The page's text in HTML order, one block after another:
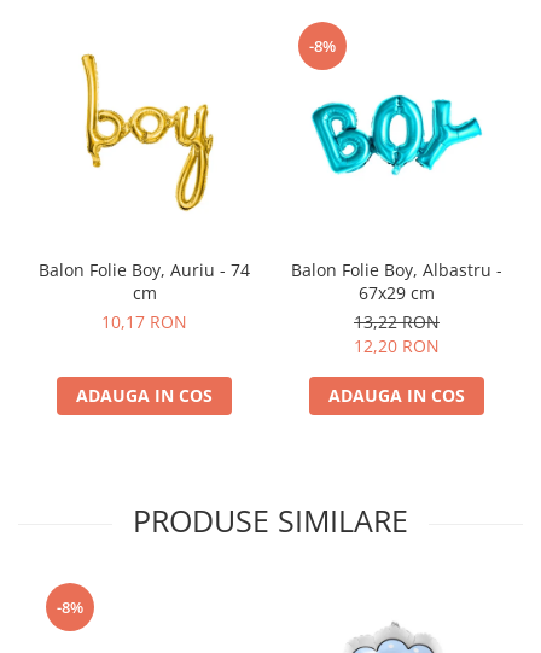
Balon Folie Boy, Auriu - 74
cm
10,17 RON
ADAUGA IN COS
-8%
Balon Folie Boy, Albastru -
67x29 cm
13,22 RON
12,20 RON
ADAUGA IN COS
PRODUSE SIMILARE
-8%